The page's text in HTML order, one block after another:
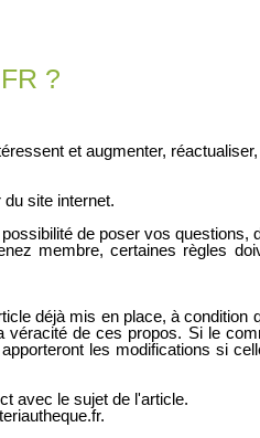
?
et augmenter,
site internet.
de poser vos questions,
membre, certaines règles
déjà mis en place, à condition
de ces propos. Si le
les modifications si
avec le sujet de l'article.